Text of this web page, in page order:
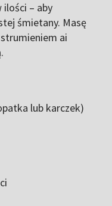
ilości – aby
śmietany. Masę
ai
lub karczek)